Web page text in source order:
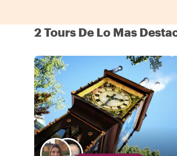
2 Tours De Lo Mas